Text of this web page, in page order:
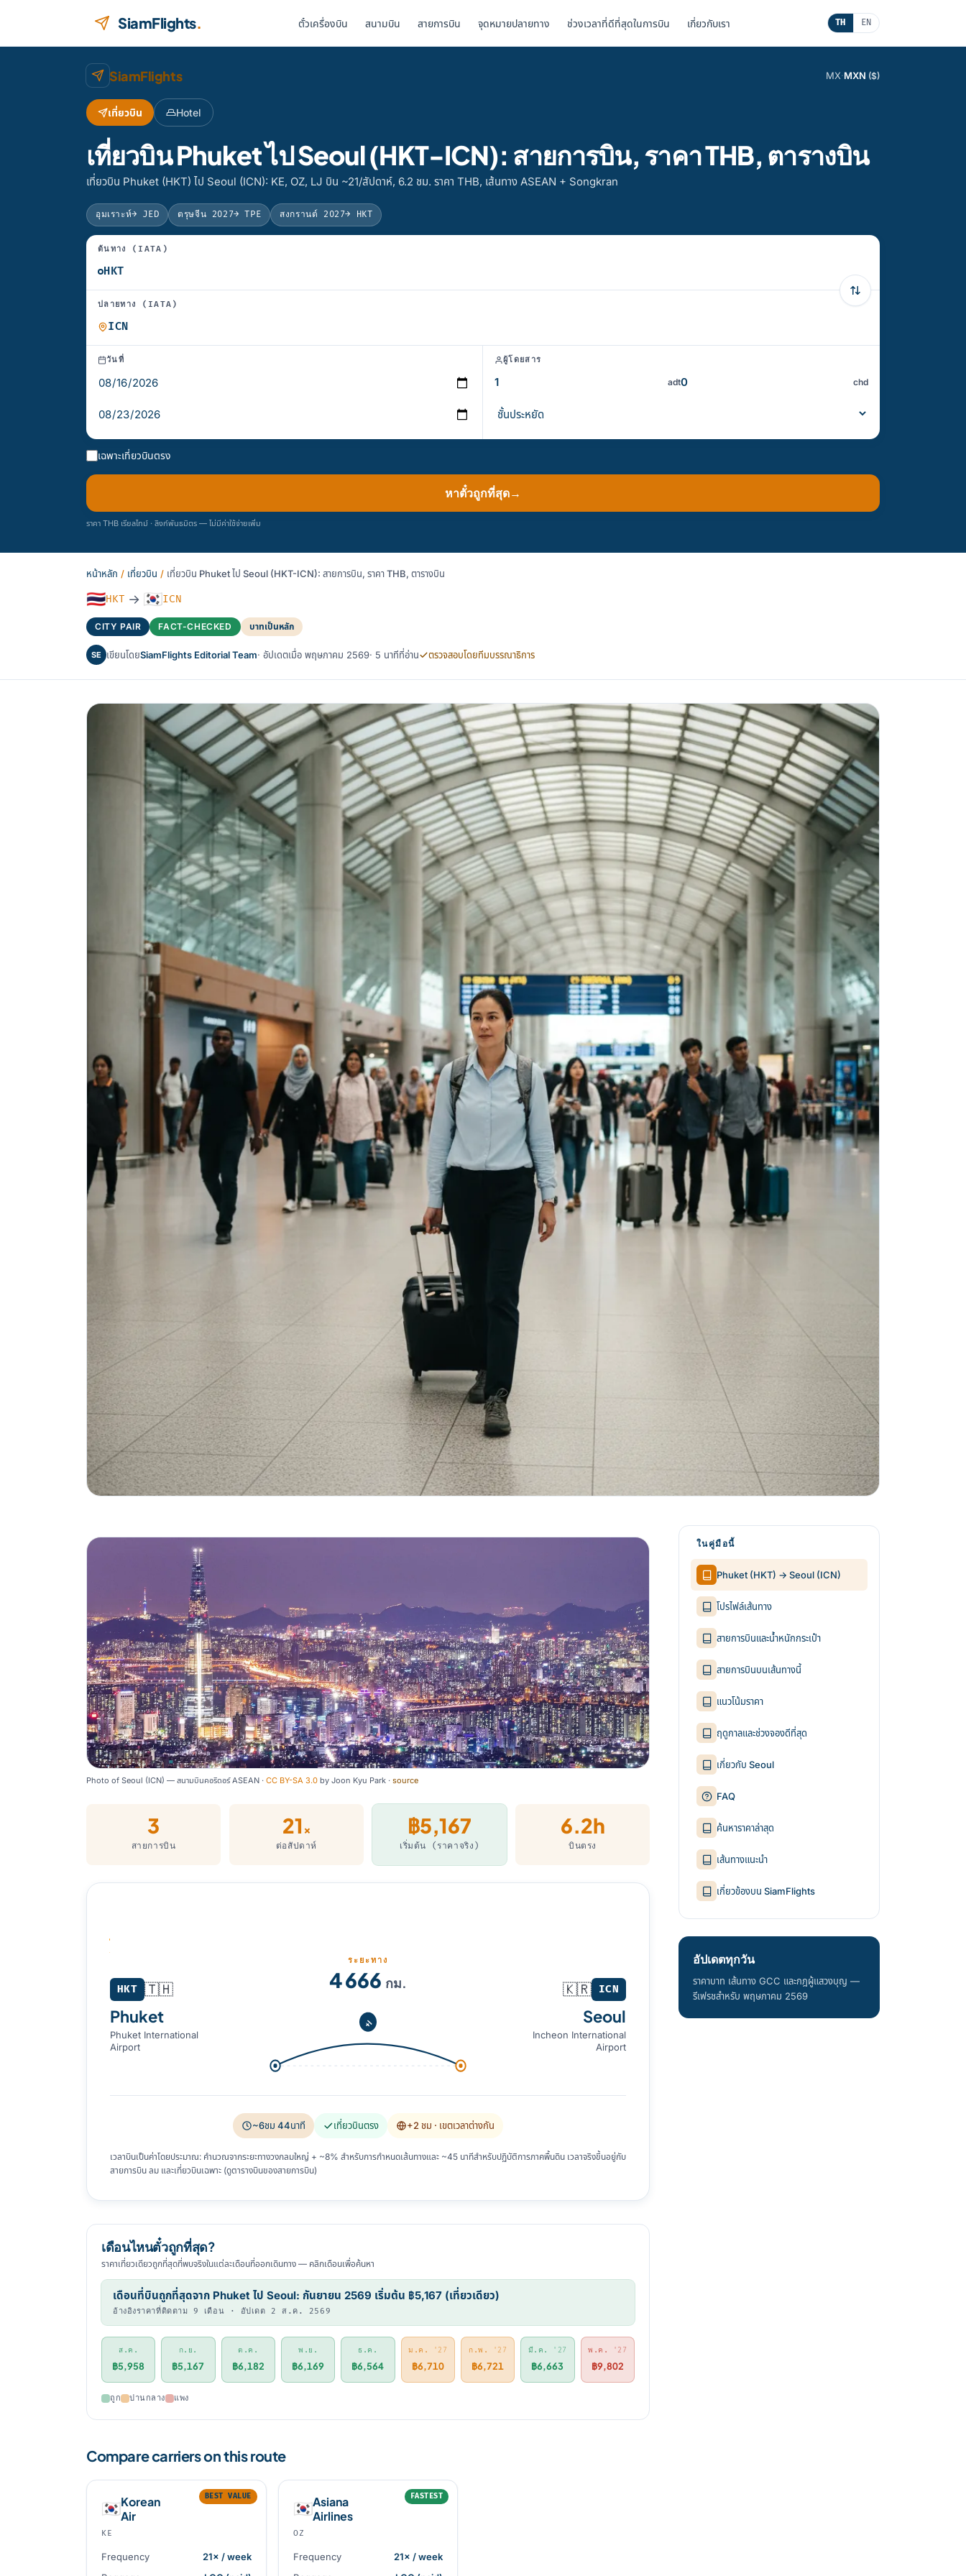
SiamFlights. ตั๋วเครื่องบิน สนามบิน สายการบิน จุดหมายปลายทาง ช่วงเวลาที่ดีที่สุดในการบิน เกี่ยวกับเรา TH EN
SiamFlights MX·MXN ($)
เที่ยวบิน Hotel
เที่ยวบิน Phuket ไป Seoul (HKT-ICN): สายการบิน, ราคา THB, ตารางบิน
เที่ยวบิน Phuket (HKT) ไป Seoul (ICN): KE, OZ, LJ บิน ~21/สัปดาห์, 6.2 ชม. ราคา THB, เส้นทาง ASEAN + Songkran
อุมเราะห์→ JED ตรุษจีน 2027→ TPE สงกรานต์ 2027→ HKT
ต้นทาง (IATA)
ปลายทาง (IATA)
วันที่ ผู้โดยสาร
adt chd
เฉพาะเที่ยวบินตรง
หาตั๋วถูกที่สุด→
ราคา THB เรียลไทม์ · ลิงก์พันธมิตร — ไม่มีค่าใช้จ่ายเพิ่ม
หน้าหลัก / เที่ยวบิน / เที่ยวบิน Phuket ไป Seoul (HKT-ICN): สายการบิน, ราคา THB, ตารางบิน
🇹🇭HKT → 🇰🇷ICN
CITY PAIR FACT-CHECKED บาทเป็นหลัก
SE เขียนโดยSiamFlights Editorial Team· อัปเดตเมื่อ พฤษภาคม 2569· 5 นาทีที่อ่าน ตรวจสอบโดยทีมบรรณาธิการ
Photo of Seoul (ICN) — สนามบินคอริดอร์ ASEAN · CC BY-SA 3.0 by Joon Kyu Park · source
3
สายการบิน
21×
ต่อสัปดาห์
฿5,167
เริ่มต้น (ราคาจริง)
6.2h
บินตรง
HKT 🇹🇭
Phuket
Phuket International
Airport
ระยะทาง
4 666 กม. ICN
🇰🇷
Seoul
Incheon International
Airport
~6ชม 44นาที เที่ยวบินตรง +2 ชม · เขตเวลาต่างกัน
เวลาบินเป็นค่าโดยประมาณ: คำนวณจากระยะทางวงกลมใหญ่ + ~8% สำหรับการกำหนดเส้นทางและ ~45 นาทีสำหรับปฏิบัติการภาคพื้นดิน เวลาจริงขึ้นอยู่กับ
สายการบิน ลม และเที่ยวบินเฉพาะ (ดูตารางบินของสายการบิน)
เดือนไหนตั๋วถูกที่สุด?
ราคาเที่ยวเดียวถูกที่สุดที่พบจริงในแต่ละเดือนที่ออกเดินทาง — คลิกเดือนเพื่อค้นหา
เดือนที่บินถูกที่สุดจาก Phuket ไป Seoul: กันยายน 2569 เริ่มต้น ฿5,167 (เที่ยวเดียว)
อ้างอิงราคาที่ติดตาม 9 เดือน · อัปเดต 2 ส.ค. 2569
ส.ค.
฿5,958
ก.ย.
฿5,167
ต.ค.
฿6,182
พ.ย.
฿6,169
ธ.ค.
฿6,564
ม.ค. '27
฿6,710
ก.พ. '27
฿6,721
มี.ค. '27
฿6,663
พ.ค. '27
฿9,802
ถูก ปานกลาง แพง
Compare carriers on this route
BEST VALUE
🇰🇷Korean
Air
KE
Frequency
21× / week
FASTEST
🇰🇷Asiana
Airlines
OZ
Frequency
21× / week
ในคู่มือนี้
Phuket (HKT) → Seoul (ICN)
โปรไฟล์เส้นทาง
สายการบินและน้ำหนักกระเป๋า
สายการบินบนเส้นทางนี้
แนวโน้มราคา
ฤดูกาลและช่วงจองดีที่สุด
เกี่ยวกับ Seoul
FAQ
ค้นหาราคาล่าสุด
เส้นทางแนะนำ
เกี่ยวข้องบน SiamFlights
อัปเดตทุกวัน
ราคาบาท เส้นทาง GCC และกฎผู้แสวงบุญ —
รีเฟรชสำหรับ พฤษภาคม 2569